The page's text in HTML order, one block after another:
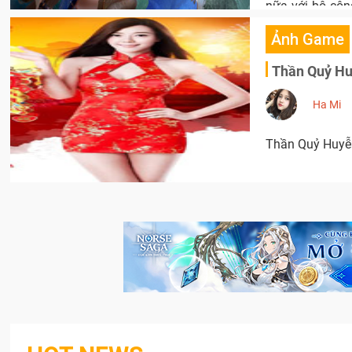
nữa với bộ
kinh ngạc.
Ảnh Game
Thần Quỷ
Ha Mi
Thần Quỷ